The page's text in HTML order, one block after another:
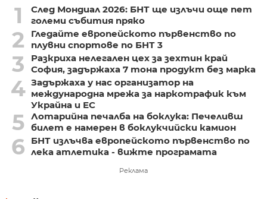
1
След Мондиал 2026: БНТ ще излъчи още пет
големи събития пряко
2
Гледайте европейското първенство по
плувни спортове по БНТ 3
3
Разкриха нелегален цех за зехтин край
София, задържаха 7 тона продукт без марка
4 Задържаха у нас организатор на
международна мрежа за наркотрафик към
Украйна и ЕС
5 Лотарийна печалба на боклука: Печеливш
билет е намерен в боклукчийски камион
6
БНТ излъчва европейското първенство по
лека атлетика - вижте програмата
Реклама